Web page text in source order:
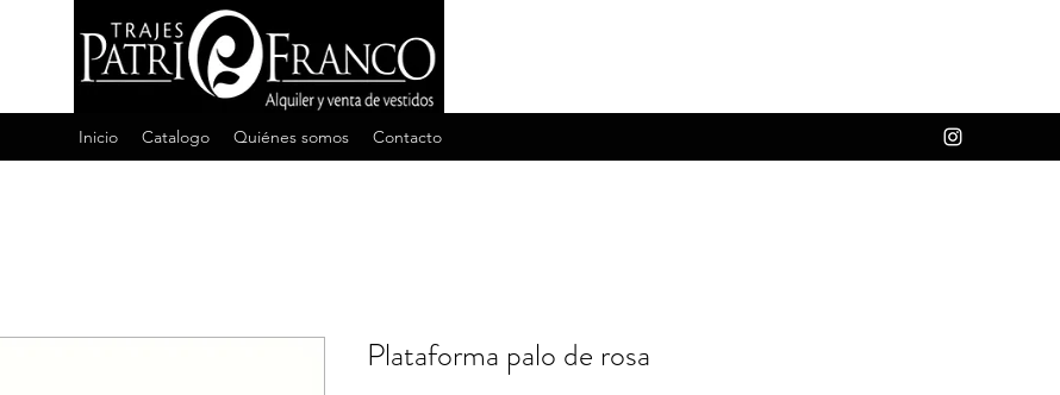
Inicio Catalogo Quiénes somos Contacto
Plataforma palo de rosa